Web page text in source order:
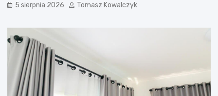
5 sierpnia 2026 Tomasz Kowalczyk